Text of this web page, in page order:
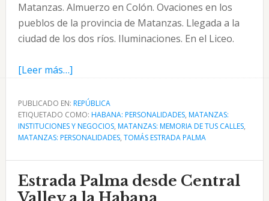
Matanzas. Almuerzo en Colón. Ovaciones en los
pueblos de la provincia de Matanzas. Llegada a la
ciudad de los dos ríos. Iluminaciones. En el Liceo.
[Leer más…]acerca
Estrada
Palma
en
–
Matanzas
9
PUBLICADO EN: REPÚBLICA
ETIQUETADO COMO: HABANA: PERSONALIDADES, MATANZAS:
INSTITUCIONES Y NEGOCIOS, MATANZAS: MEMORIA DE TUS CALLES,
MATANZAS: PERSONALIDADES, TOMÁS ESTRADA PALMA
Estrada Palma desde Central